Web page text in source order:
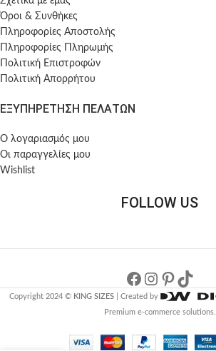
Όροι & Συνθήκες
Πληροφορίες Αποστολής
Πληροφορίες Πληρωμής
Πολιτική Επιστροφών
Πολιτική Απορρήτου
ΕΞΥΠΗΡΕΤΗΣΗ ΠΕΛΑΤΩΝ
Ο λογαριασμός μου
Οι παραγγελίες μου
Wishlist
FOLLOW US
Copyright 2024 © KING SIZES| Created by
Premium e-commerce solutions.